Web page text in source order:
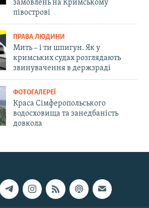
замовлень на Кримському
півострові
ПРАВА ЛЮДИНИ
Мить – і ти шпигун. Як у
кримських судах розглядають
звинувачення в держзраді
ФОТОГАЛЕРЕЇ
Краса Сімферопольського
водосховища та занедбаність
довкола